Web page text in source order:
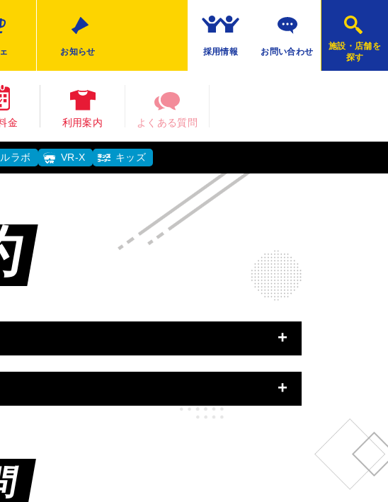
施設・店舗を
探す
お知らせ 採用情報 お問い合わせ
金 利用案内 よくある質問
ラボ VR-X キッズ
プライバシーポリシー